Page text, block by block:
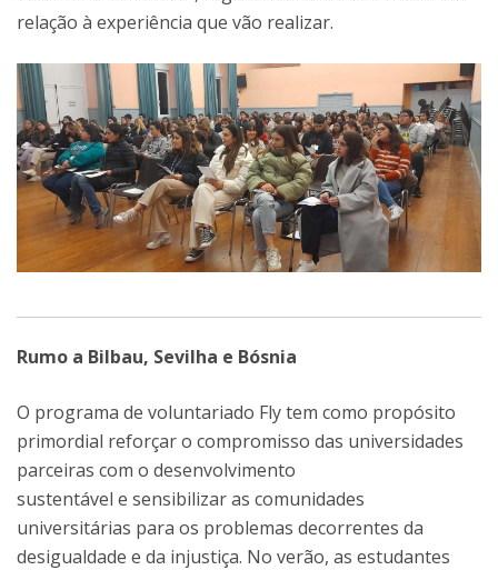
relação à experiência que vão realizar.
Rumo a Bilbau, Sevilha e Bósnia
O programa de voluntariado Fly tem como propósito
primordial reforçar o compromisso das universidades
parceiras com o desenvolvimento
sustentável e sensibilizar as comunidades
universitárias para os problemas decorrentes da
desigualdade e da injustiça. No verão, as estudantes